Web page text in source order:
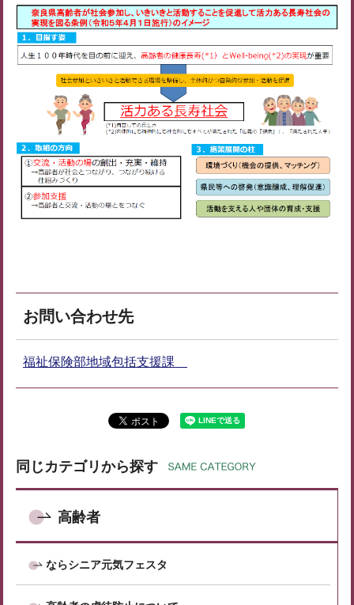
お問い合わせ先
福祉保険部地域包括支援課
同じカテゴリから探す
高齢者
ならシニア元気フェスタ